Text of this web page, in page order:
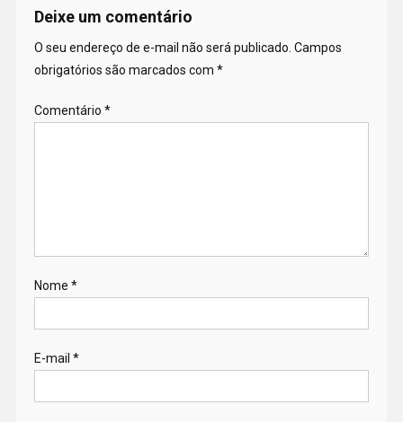
Deixe um comentário
O seu endereço de e-mail não será publicado. Campos
obrigatórios são marcados com *
Comentário *
Nome *
E-mail *